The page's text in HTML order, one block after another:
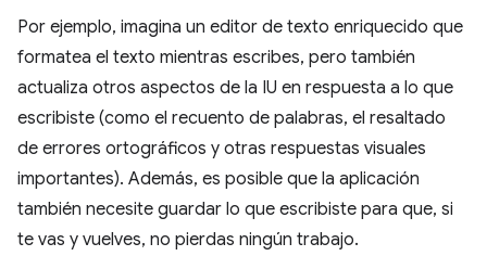
Por ejemplo, imagina un editor de texto enriquecido que
formatea el texto mientras escribes, pero también
actualiza otros aspectos de la IU en respuesta a lo que
escribiste (como el recuento de palabras, el resaltado
de errores ortográficos y otras respuestas visuales
importantes). Además, es posible que la aplicación
también necesite guardar lo que escribiste para que, si
te vas y vuelves, no pierdas ningún trabajo.